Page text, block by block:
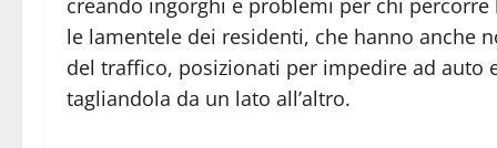
creando ingorghi e problemi per chi percorre
le lamentele dei residenti, che hanno anche
del traffico, posizionati per impedire ad auto
tagliandola da un lato all’altro.